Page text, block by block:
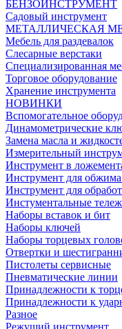
БЕНЗОИНСТРУМЕНТ
Садовый инструмент
МЕТАЛЛИЧЕСКАЯ
Мебель для раздевалок
Слесарные верстаки
Специализированная
Торговое оборудование
Хранение инструмента
НОВИНКИ
Вспомогательное
Динамометрические
Замена масла и
Измерительный
Инструмент в
Инструмент для
Инструмент для
Инстументальные
Наборы вставок и бит
Наборы ключей
Наборы торцевых
Отвертки и
Пистолеты сервисные
Пневматические линии
Принадлежности к
Принадлежности к
Разное
Режущий инструмент